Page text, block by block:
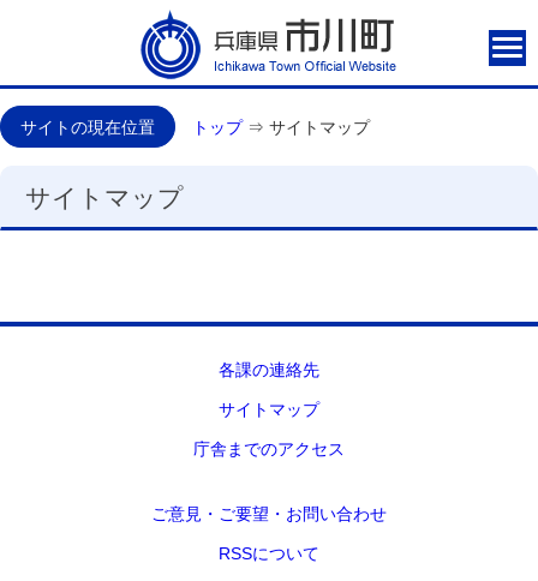
サイトの現在位置 トップ⇒ サイトマップ
サイトマップ
各課の連絡先
サイトマップ
庁舎までのアクセス
ご意見・ご要望・お問い合わせ
RSSについて